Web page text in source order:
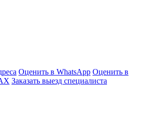
Оценить в WhatsApp Оценить в
Заказать выезд специалиста